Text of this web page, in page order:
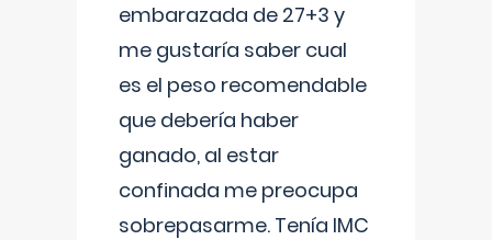
embarazada de 27+3 y
me gustaría saber cual
es el peso recomendable
que debería haber
ganado, al estar
confinada me preocupa
sobrepasarme. Tenía IMC